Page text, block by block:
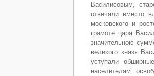
Василисовым,
отвечали вместо
московского и
грамоте царя
значительною
великого князя
уступали
населителям: